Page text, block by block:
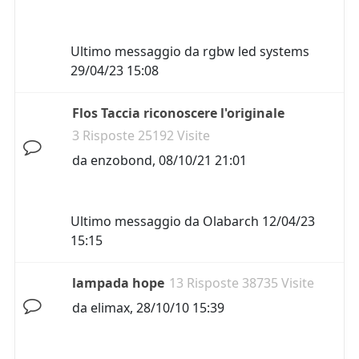
Ultimo messaggio da rgbw led systems
29/04/23 15:08
Flos Taccia riconoscere l'originale
3 Risposte 25192 Visite
da enzobond, 08/10/21 21:01
Ultimo messaggio da Olabarch 12/04/23
15:15
lampada hope 13 Risposte 38735 Visite
da elimax, 28/10/10 15:39